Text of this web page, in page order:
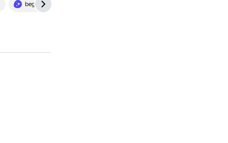
begemot.ai